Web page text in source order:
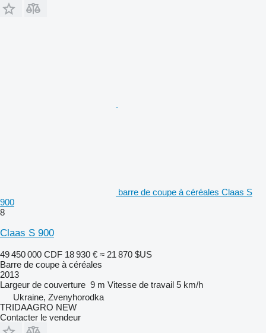
barre de coupe à céréales Claas S
900
8
Claas S 900
49 450 000 CDF 18 930 € ≈ 21 870 $US
Barre de coupe à céréales
2013
Largeur de couverture 9 m Vitesse de travail 5 km/h
Ukraine, Zvenyhorodka
TRIDAAGRO NEW
Contacter le vendeur